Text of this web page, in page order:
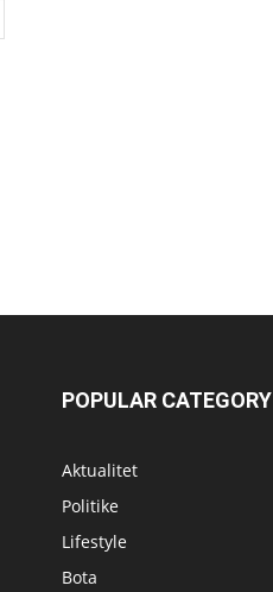
POPULAR CATEGORY
Aktualitet
Politike
Lifestyle
Bota